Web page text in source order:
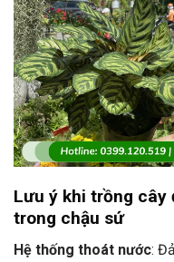
Lưu ý khi trồng
trong chậu sứ
Hệ thống thoát nước: